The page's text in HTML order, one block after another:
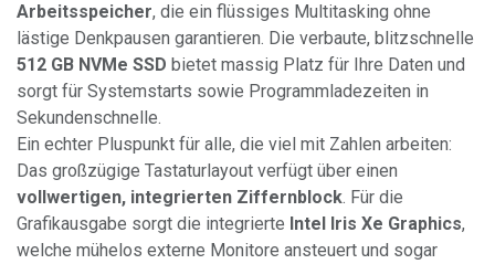
Arbeitsspeicher, die ein flüssiges Multitasking ohne
lästige Denkpausen garantieren. Die verbaute, blitzschnelle
512 GB NVMe SSD bietet massig Platz für Ihre Daten und
sorgt für Systemstarts sowie Programmladezeiten in
Sekundenschnelle.
Ein echter Pluspunkt für alle, die viel mit Zahlen arbeiten:
Das großzügige Tastaturlayout verfügt über einen
vollwertigen, integrierten Ziffernblock. Für die
Grafikausgabe sorgt die integrierte Intel Iris Xe Graphics,
welche mühelos externe Monitore ansteuert und sogar